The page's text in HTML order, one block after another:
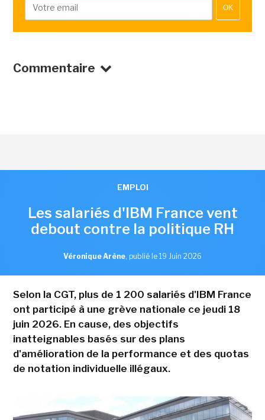
OK
Commentaire
EMPLOI
Les salariés d'IBM France vent
debout contre la politique RH
Véronique Arène, publié le 19 Juin 2026
Selon la CGT, plus de 1 200 salariés d'IBM France
ont participé à une grève nationale ce jeudi 18
juin 2026. En cause, des objectifs
inatteignables basés sur des plans
d'amélioration de la performance et des quotas
de notation individuelle illégaux.